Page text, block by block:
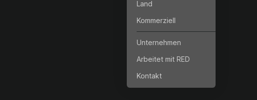
Land
Kommerziell
Unternehmen
Arbeitet mit RED
Kontakt